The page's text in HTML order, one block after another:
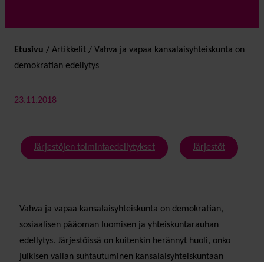
Etusivu / Artikkelit / Vahva ja vapaa kansalaisyhteiskunta on
demokratian edellytys
23.11.2018
Järjestöjen toimintaedellytykset Järjestöt
Vahva ja vapaa kansalaisyhteiskunta on demokratian,
sosiaalisen pääoman luomisen ja yhteiskuntarauhan
edellytys. Järjestöissä on kuitenkin herännyt huoli, onko
julkisen vallan suhtautuminen kansalaisyhteiskuntaan